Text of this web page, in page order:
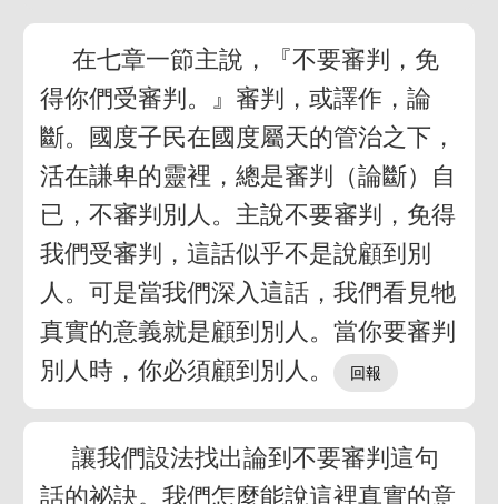
在七章一節主說，『不要審判，免
得你們受審判。』審判，或譯作，論
斷。國度子民在國度屬天的管治之下，
活在謙卑的靈裡，總是審判（論斷）自
已，不審判別人。主說不要審判，免得
我們受審判，這話似乎不是說顧到別
人。可是當我們深入這話，我們看見牠
真實的意義就是顧到別人。當你要審判
別人時，你必須顧到別人。
讓我們設法找出論到不要審判這句
話的祕訣。我們怎麼能說這裡真實的意